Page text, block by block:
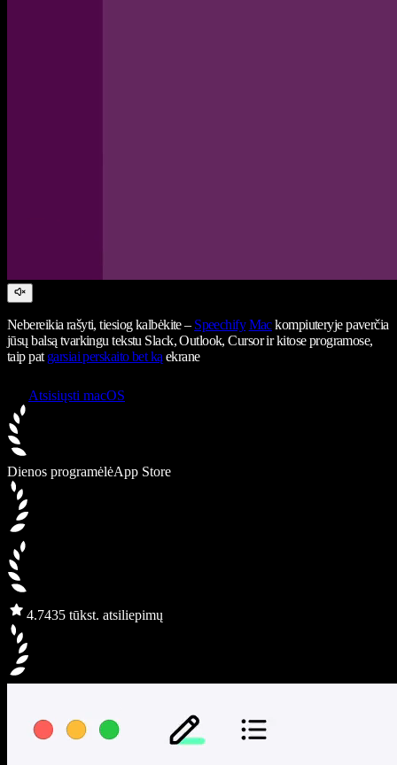
Nebereikia rašyti, tiesiog kalbėkite – Speechify Mackompiuteryje paverčia
jūsų balsą tvarkingu tekstu Slack, Outlook, Cursor ir kitose programose,
taip pat garsiai perskaito bet ką ekrane
Atsisiųsti macOS
Dienos programėlėApp Store
4.7435 tūkst. atsiliepimų